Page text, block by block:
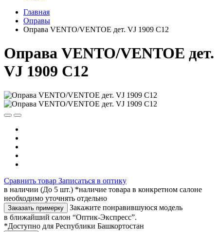
Главная
Оправы
Оправа VENTO/VENTOE дет. VJ 1909 C12
Оправа VENTO/VENTOE дет.
VJ 1909 C12
Сравнить товар Записаться в оптику
в наличии (До 5 шт.) *наличие товара в конкретном салоне
необходимо уточнять отдельно
Заказать примерку
Закажите понравившуюся модель
в ближайший салон “Оптик-Экспресс”.
*Доступно для Республики Башкортостан